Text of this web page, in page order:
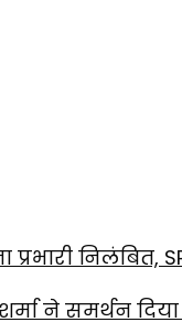
निलंबित,
शर्मा ने समर्थन